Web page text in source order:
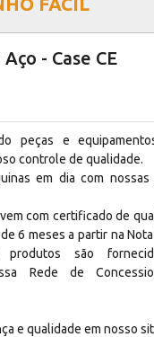
- Case CE
peças e
controle de qualidade.
em dia com nossas
com certificado de
6 meses a partir na
produtos são
Rede de
e qualidade em nosso